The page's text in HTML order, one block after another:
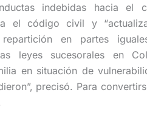
indebidas hacia el
el código civil y
en partes
leyes sucesorales en
en situación de
precisó. Para